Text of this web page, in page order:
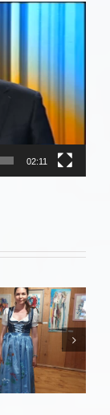
02:11